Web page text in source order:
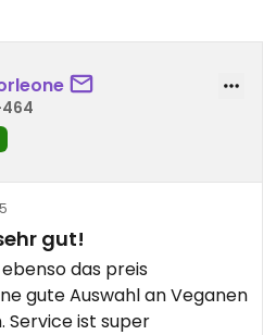
gut!
das preis
gute Auswahl an Veganen
Service ist super